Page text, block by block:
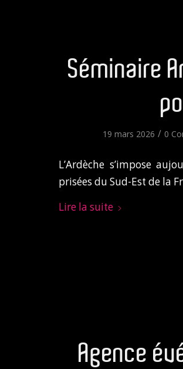
Séminaire
19 mars 2026 / 0
L’Ardèche s’impose
prisées du Sud-Est de la
Lire la suite
Agence